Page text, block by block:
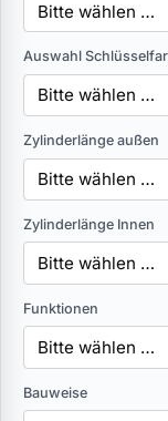
Auswahl
Zylinderlänge außen
Zylinderlänge Innen
Funktionen
Bauweise